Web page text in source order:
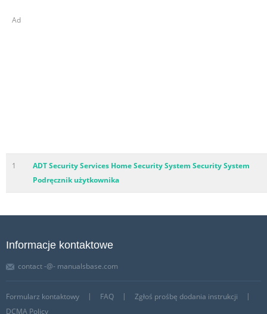
Ad
1
ADT Security Services Home Security System Security System
Podręcznik użytkownika
Informacje kontaktowe
contact -@- manualsbase.com
Formularz kontaktowy FAQ
Zgłoś prośbę dodania instrukcji
DCMA Policy